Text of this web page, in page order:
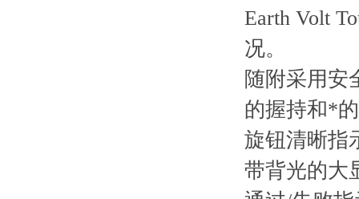
Earth Volt
况。
随附采用安
的握持和*
旋钮清晰指
带背光的大